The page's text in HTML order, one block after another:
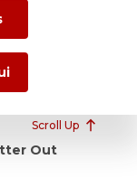
Scroll Up
Out